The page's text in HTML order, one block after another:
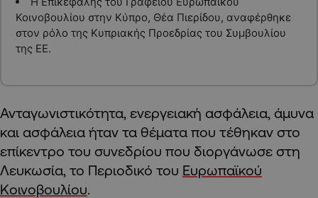
Κοινοβουλίου στην Κύπρο, Θέα Πιερίδου, αναφέρθηκε
στον ρόλο της Κυπριακής Προεδρίας του Συμβουλίου
της ΕΕ.
Ανταγωνιστικότητα, ενεργειακή ασφάλεια, άμυνα
και ασφάλεια ήταν τα θέματα που τέθηκαν στο
επίκεντρο του συνεδρίου που διοργάνωσε στη
Λευκωσία, το Περιοδικό του Ευρωπαϊκού
Κοινοβουλίου.